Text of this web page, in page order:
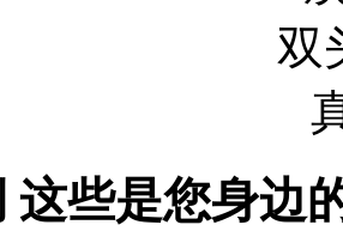
这些是您身边